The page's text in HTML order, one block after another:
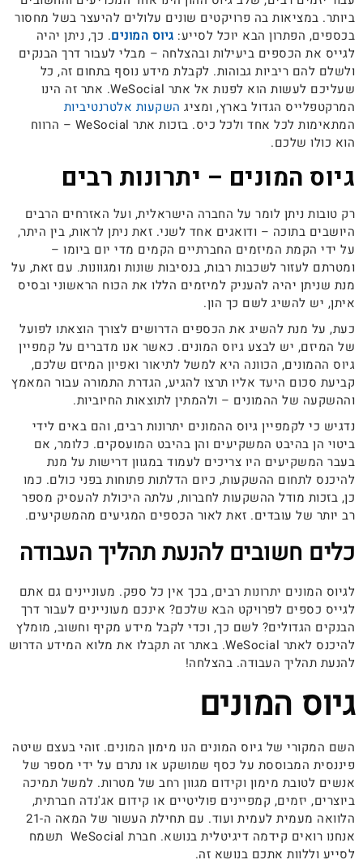
ביותר. במציאות בה פרויקטים שונים עלולים להיעצר בשל מחסור
בכספים, הפתרון הבא יוכל לסייע: גיוס המונים. כך, ניתן יהיה
לגייס את הכספים ביעילות ובהצלחה – מבלי לעבור דרך הבנקים
ולשלם להם ריביות גבוהות. לקבלת מידע נוסף בתחום זה, כל
שעליכם לעשות הוא לפנות אל אתר WeSocial. אתר זה הינו
המרקטפלייס הגדול בארץ, ומציג השקעות אלטרנטיביות
המתאימות לכל אחד ולכל כיס. בזכות אתר WeSocial – הרווח
הוא כולו שלכם.
גיוס המונים – יתרונות רבים
רק טובות ניתן לומר על החברה הישראלית, ועל האזרחים הרבים
היושבים בתוכה – ודואגים אחד לשני. זאת ניתן לראות, בין היתר,
על ידי הקמת המיזמים החברתיים הקמים מדי יום ביומו –
ומטרתם לעזור לשכבות רבות, בנסיבות שונות ומגוונות. עם זאת, על
מנת שניתן יהיה להעניק למיזמים הללו את הכוח הראשוני ובסיס
איתן, יש להשיג לשם כך הון.
כעת, על מנת להשיג את הכספים הדרושים לצורך הוצאתו לפועל
של המיזם, יש לבצע גיוס המונים. כאשר אנו מדברים על קמפיין
גיוס ההמונים, הכוונה היא למשל לתיאור ואפיון המיזם שלכם,
קביעת סכום היעד אליו תרצו להגיע, הגדרת התמורה עבור המאמץ
וההשקעה של ההמונים – ולהמתין לתוצאות החיוביות.
נדגיש כי לקמפיין גיוס ההמונים יתרונות רבים, והם באים לידי
ביטוי הן בהיבט המשקיעים והן בהיבט המועסקים. כלומר, אם
בעבר המשקיעים היו צריכים לעמוד במגוון דרישות על מנת
להיכנס לתחום ההשקעות, כיום הדלתות פתוחות בפני כולם. כמו
כן, בזכות מודל ההשקעות לחברות, עלתה היכולת להעסיק מספר
רב יותר של עובדים. זאת לאור הכספים המגיעים מהמשקיעים.
כלים חשובים להנעת תהליך העבודה
לגיוס המונים יתרונות רבים, בכך אין כל ספק. מעוניינים גם אתם
לגייס כספים לפרויקט הבא שלכם? אינכם מעוניינים לעבור דרך
הבנקים הגדולים? לשם כך, וכדי לקבל מידע מקיף וחשוב, מומלץ
להיכנס לאתר WeSocial. באתר זה תקבלו את מלוא המידע הדרוש
להנעת תהליך העבודה. בהצלחה!
גיוס המונים
השם המקורי של גיוס המונים הנו מימון המונים. זוהי בעצם שיטה
פיננסית המבוססת על כסף שמושקע או נתרם על ידי מספר של
אנשים לטובת מימון וקידום מגוון רחב של מטרות. למשל תמיכה
ביוצרים, יזמים, קמפיינים פוליטיים או קידום אג'נדה חברתית,
הלוואה מעמית לעמית ועוד. עם תחילת העשור של המאה ה-21
אנחנו רואים קידמה דיגיטלית בנושא. חברת WeSocial תשמח
לסייע וללוות אתכם בנושא זה.